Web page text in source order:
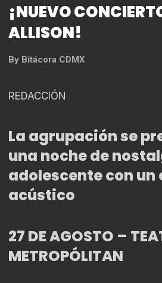
¡NUEVO
ALLISON!
By Bitácora CDMX
REDACCIÓN
La agrupación se
una noche de
adolescente con
acústico
27 DE AGOSTO –
METROPÓLITAN